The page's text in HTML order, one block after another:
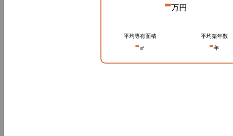
万円
平均専有面積
-㎡
平均築年数
-年